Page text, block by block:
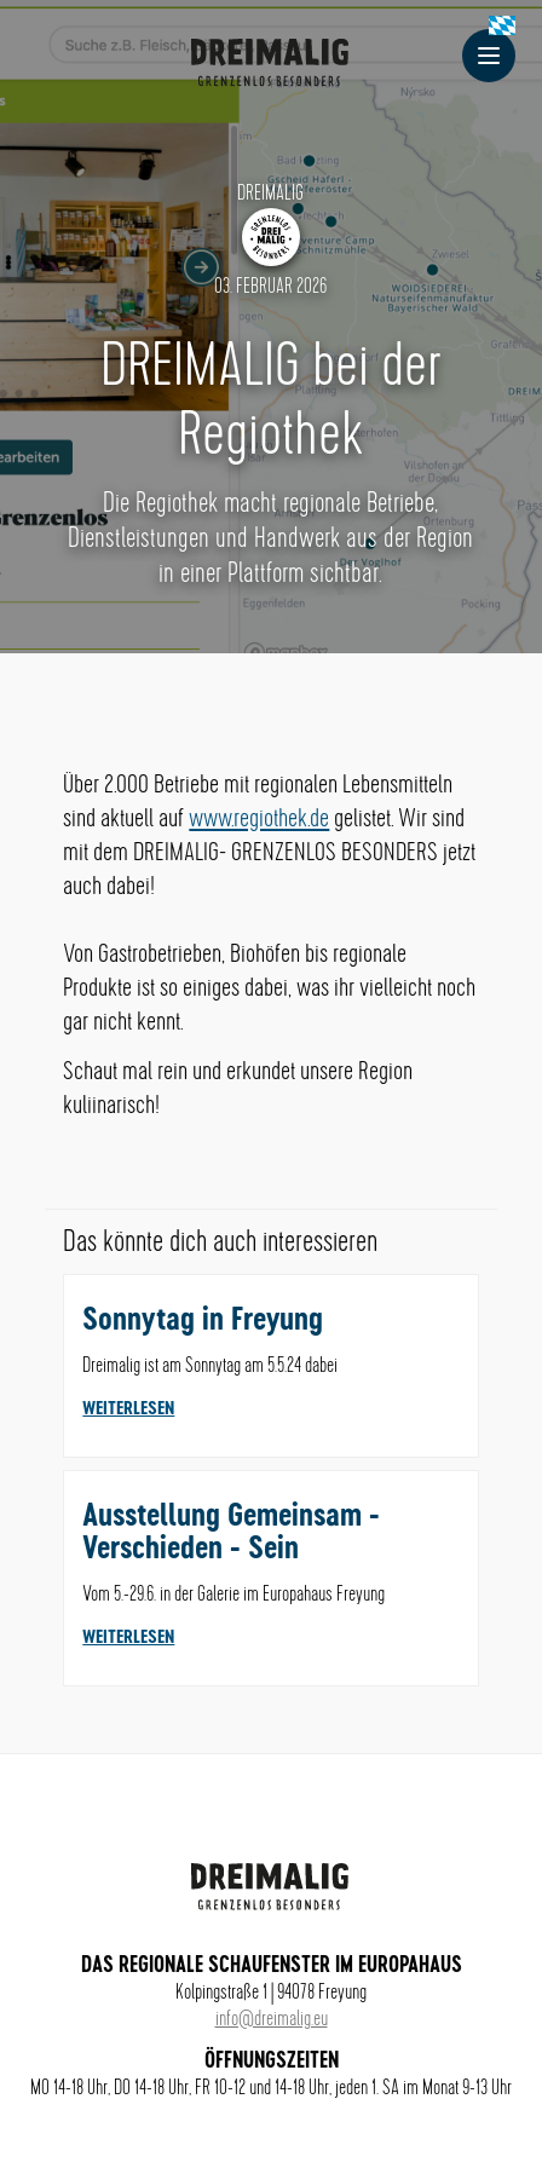
Dreimalig
DREIMALIG
03. FEBRUAR 2026
DREIMALIG bei der
Regiothek
Die Regiothek macht regionale Betriebe,
Dienstleistungen und Handwerk aus der Region
in einer Plattform sichtbar.
Über 2.000 Betriebe mit regionalen Lebensmitteln
sind aktuell aufwww.regiothek.de gelistet. Wir sind
mit dem DREIMALIG- GRENZENLOS BESONDERS jetzt
auch dabei!
Von Gastrobetrieben, Biohöfen bis regionale
Produkte ist so einiges dabei, was ihr vielleicht noch
gar nicht kennt.
Schaut mal rein und erkundet unsere Region
kuliinarisch!
Das könnte dich auch interessieren
Sonnytag in Freyung
Dreimalig ist am Sonnytag am 5.5.24 dabei
WEITERLESEN
Ausstellung Gemeinsam -
Verschieden - Sein
Vom 5.-29.6. in der Galerie im Europahaus Freyung
WEITERLESEN
DAS REGIONALE SCHAUFENSTER IM EUROPAHAUS
Kolpingstraße 1 | 94078 Freyung
info@dreimalig.eu
ÖFFNUNGSZEITEN
MO 14-18 Uhr, DO 14-18 Uhr, FR 10-12 und 14-18 Uhr, jeden 1. SA im Monat 9-13 Uhr